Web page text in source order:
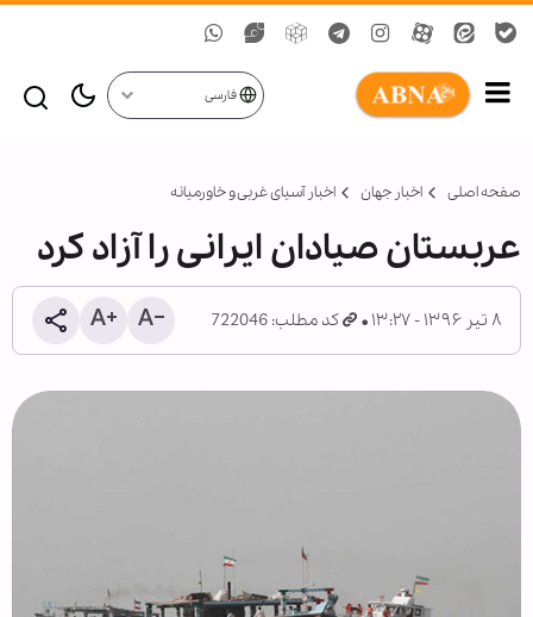
فارسی
صفحه اصلی اخبار جهان اخبار آسیای غربی و خاورمیانه
عربستان صیادان ایرانی را آزاد کرد
۸ تیر ۱۳۹۶ - ۱۳:۲۷ کد مطلب: 722046